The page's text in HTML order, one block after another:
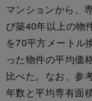
マンションから、
び築40年以上の物
を70平方メートル
った物件の平均価
比べた。なお、参
年数と平均専有面